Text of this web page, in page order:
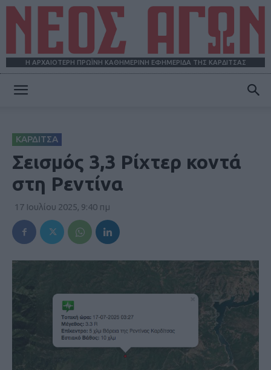
Η ΑΡΧΑΙΟΤΕΡΗ ΠΡΩΪΝΗ ΚΑΘΗΜΕΡΙΝΗ ΕΦΗΜΕΡΙΔΑ ΤΗΣ ΚΑΡΔΙΤΣΑΣ
ΚΑΡΔΙΤΣΑ
Σεισμός 3,3 Ρίχτερ κοντά
στη Ρεντίνα
17 Ιουλίου 2025, 9:40 πμ